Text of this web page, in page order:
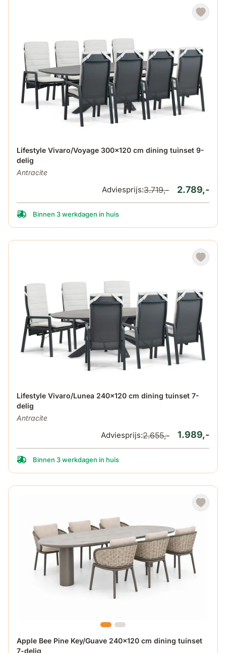
Lifestyle Vivaro/Voyage 300x120 cm dining tuinset 9-
delig
Antracite
De prijs is afhankelijk van de gekozen opties op de
2.789,-
Adviesprijs:3.719,-
Binnen 3 werkdagen in huis
Lifestyle Vivaro/Lunea 240x120 cm dining tuinset 7-
delig
Antracite
De prijs is afhankelijk van de gekozen opties op de
1.989,-
Adviesprijs:2.655,-
Binnen 3 werkdagen in huis
Apple Bee Pine Key/Guave 240x120 cm dining tuinset
7-delig
De prijs is afhankelijk van de gekozen opties op de